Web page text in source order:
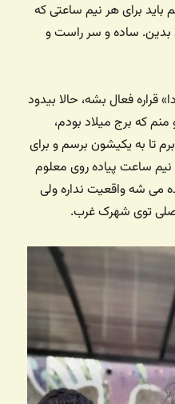
برای هر نیم ساعتی که
کردین، ۱۵۰۰ تومن بدین. ساده و سر راست و
قراره فعال بشه، حالا بیدود
که برج میلاد بودم،
تا به یکیشون برسم و برای
ساعت پیاده روی معلوم
می شه واقعیت نداره ولی
توی شهرک غرب.